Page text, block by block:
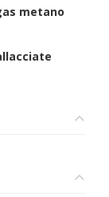
metano